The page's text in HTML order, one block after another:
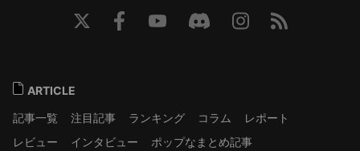
ARTICLE
記事一覧
注目記事 ランキング コラム
レポート
レビュー
インタビュー ポップなまとめ記事